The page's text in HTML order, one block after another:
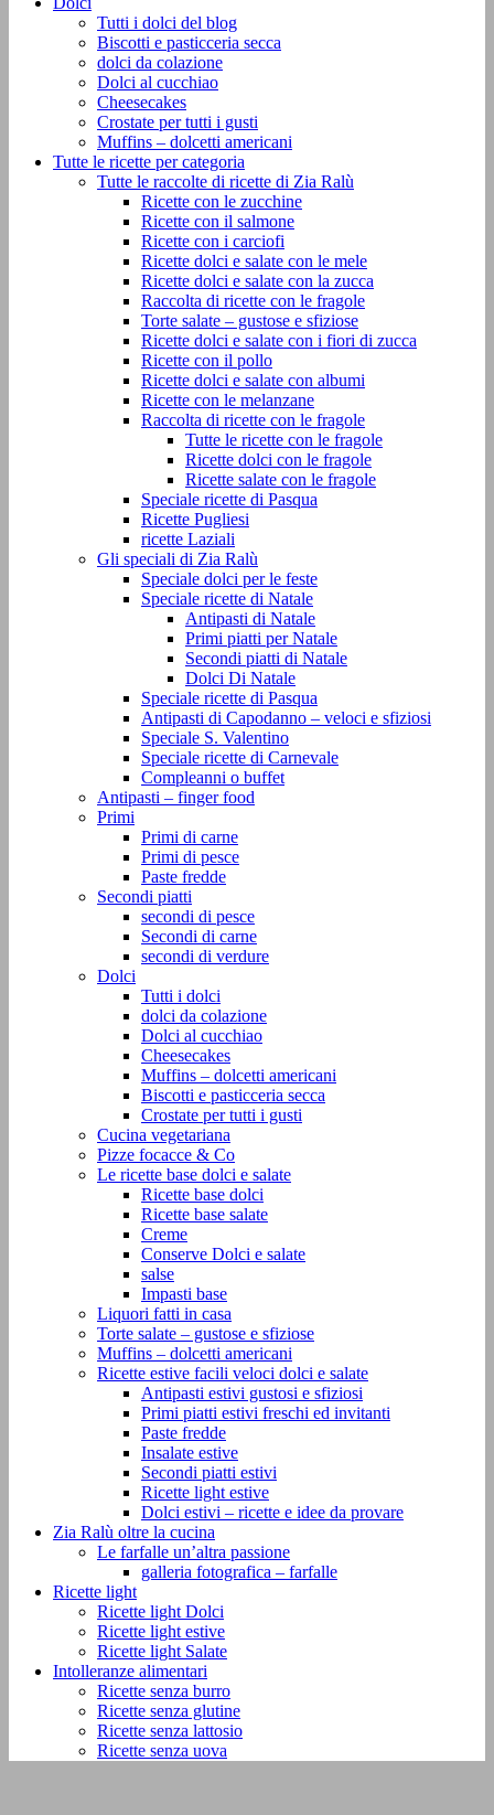
Tutti i dolci del blog
Biscotti e pasticceria secca
dolci da colazione
Dolci al cucchiao
Cheesecakes
Crostate per tutti i gusti
Muffins – dolcetti americani
Tutte le ricette per categoria
Tutte le raccolte di ricette di Zia Ralù
Ricette con le zucchine
Ricette con il salmone
Ricette con i carciofi
Ricette dolci e salate con le mele
Ricette dolci e salate con la zucca
Raccolta di ricette con le fragole
Torte salate – gustose e sfiziose
Ricette dolci e salate con i fiori di zucca
Ricette con il pollo
Ricette dolci e salate con albumi
Ricette con le melanzane
Raccolta di ricette con le fragole
Tutte le ricette con le fragole
Ricette dolci con le fragole
Ricette salate con le fragole
Speciale ricette di Pasqua
Ricette Pugliesi
ricette Laziali
Gli speciali di Zia Ralù
Speciale dolci per le feste
Speciale ricette di Natale
Antipasti di Natale
Primi piatti per Natale
Secondi piatti di Natale
Dolci Di Natale
Speciale ricette di Pasqua
Antipasti di Capodanno – veloci e sfiziosi
Speciale S. Valentino
Speciale ricette di Carnevale
Compleanni o buffet
Antipasti – finger food
Primi
Primi di carne
Primi di pesce
Paste fredde
Secondi piatti
secondi di pesce
Secondi di carne
secondi di verdure
Dolci
Tutti i dolci
dolci da colazione
Dolci al cucchiao
Cheesecakes
Muffins – dolcetti americani
Biscotti e pasticceria secca
Crostate per tutti i gusti
Cucina vegetariana
Pizze focacce & Co
Le ricette base dolci e salate
Ricette base dolci
Ricette base salate
Creme
Conserve Dolci e salate
salse
Impasti base
Liquori fatti in casa
Torte salate – gustose e sfiziose
Muffins – dolcetti americani
Ricette estive facili veloci dolci e salate
Antipasti estivi gustosi e sfiziosi
Primi piatti estivi freschi ed invitanti
Paste fredde
Insalate estive
Secondi piatti estivi
Ricette light estive
Dolci estivi – ricette e idee da provare
Zia Ralù oltre la cucina
Le farfalle un’altra passione
galleria fotografica – farfalle
Ricette light
Ricette light Dolci
Ricette light estive
Ricette light Salate
Intolleranze alimentari
Ricette senza burro
Ricette senza glutine
Ricette senza lattosio
Ricette senza uova